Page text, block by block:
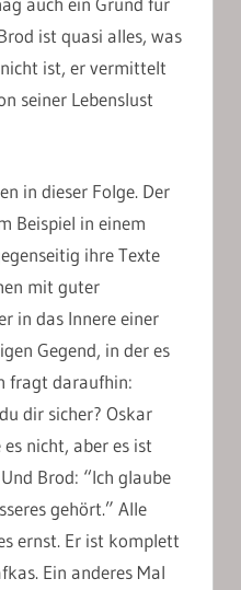
ist quasi alles, was
ist, er vermittelt
seiner Lebenslust
in dieser Folge. Der
Beispiel in einem
ihre Texte
mit guter
in das Innere einer
Gegend, in der es
fragt daraufhin:
dir sicher? Oskar
nicht, aber es ist
Brod: “Ich glaube
gehört.” Alle
ernst. Er ist komplett
Ein anderes Mal